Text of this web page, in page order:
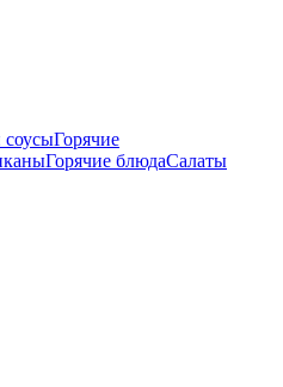
Горячие
Горячие блюдаСалаты